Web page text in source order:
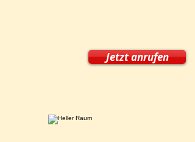
Jetzt anrufen